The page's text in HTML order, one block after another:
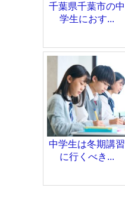
千葉県千葉市の中
学生におす...
中学生は冬期講習
に行くべき...